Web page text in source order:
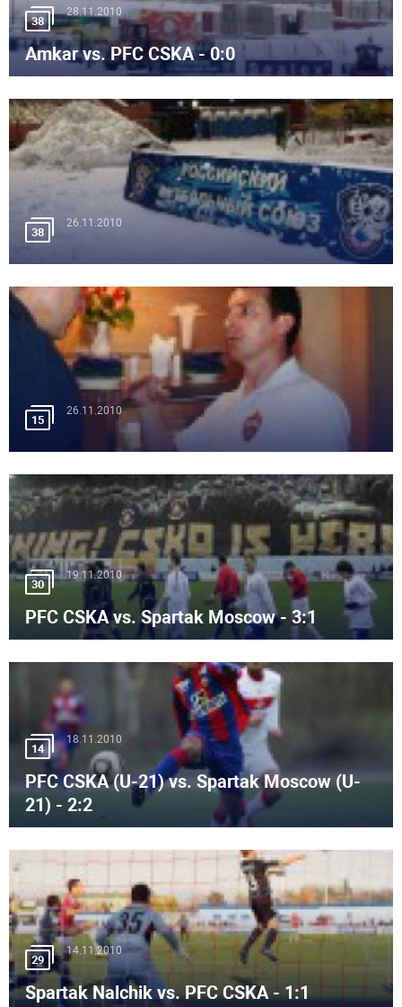
38
28.11.2010
Amkar vs. PFC CSKA - 0:0
38
26.11.2010
15
26.11.2010
30
19.11.2010
PFC CSKA vs. Spartak Moscow - 3:1
14
18.11.2010
PFC CSKA (U-21) vs. Spartak Moscow (U-
21) - 2:2
29
14.11.2010
Spartak Nalchik vs. PFC CSKA - 1:1